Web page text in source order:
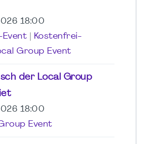
18:00
Event
Kostenfrei-
Group Event
der Local Group
18:00
Event